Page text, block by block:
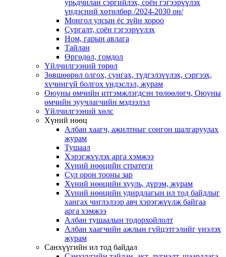
урьдчилан сэргийлэх, соён гэгээрүүлэх
үндэсний хөтөлбөр /2024-2030 он/
Монгол улсын ёс зүйн хороо
Cургалт, cоён гэгээрүүлэх
Ном, гарын авлага
Тайлан
Өргөдөл, гомдол
Үйлчилгээний төрөл
Зөвшөөрөл олгох, сунгах, түдгэлзүүлэх, сэргээх,
хүчингүй болгох үндэслэл, журам
Оюуны өмчийн итгэмжлэгдсэн төлөөлөгч, Оюуны
өмчийн зуучлагчийн мэдээлэл
Үйлчилгээний хөлс
Хүний нөөц
Албан хаагч, ажилтныг сонгон шалгаруулах
журам
Тушаал
Хэрэгжүүлэх арга хэмжээ
Хүний нөөцийн стратеги
Сул орон тооны зар
Хүний нөөцийн хууль, дүрэм, журам
Хүний нөөцийн удирдлагын ил тод байдлыг
хангах чиглэлээр авч хэрэгжүүлж байгаа
арга хэмжээ
Албан тушаалын тодорхойлолт
Албан хаагчийн ажлын гүйцэтгэлийг үнэлэх
журам
Санхүүгийн ил тод байдал